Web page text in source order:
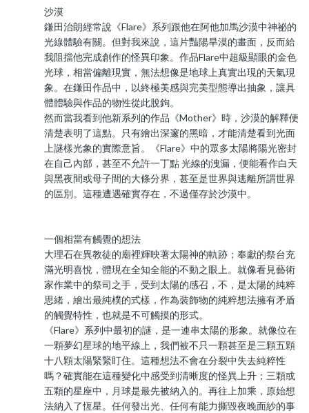
沙漠
鎌田治朗經常說《Flare》系列跟他在阿他加馬沙漠中神祕的
光線體驗有關。但對我來說，這片豔陽旱漠的畫面，反而給
我阻擋他完成創作的怪異印象。作品Flare中超級顯眼的金色
光球，相當偏離現實，無法想像是地球上真實出現的天氣現
象。在鎌田作品中，以終極美感與完美型態導出抽象，讓具
體體驗與作品的物性從此脫鉤。
然而當我看到他新系列的作品《Mother》時，沙漠的解釋便
清楚表明了這點。只有繪出深邃的黑暗，才能清楚看到光面
上謎樣光象的實際意旨。《Flare》中的眾多太陽將陽光密封
在自己內部，甚至不允許一丁點 光線的洩漏，便能看作白天
與黑夜間或母子間的大條分界，甚至是世界與逃離所謂世界
的區別。這種遭遇確實存在，不過僅存於沙漠中。
一個相當有觸覺的想法
大理石在異教徒的廟裡輝映著太陽神的軌跡；奉獻的祭台充
滿光明喜悅，體現在全知全能的不動之眼上。就像看見藝術
家作業中的祭司之手，受到太陽的感召，不，是太陽的純粹
思緒，繪出最純樸的式樣，作為裝飾物的純粹想法擁有矛盾
的觸覺特性，也就是不可觸摸的形式。
《Flare》系列中最初的謎，是一連串太陽的形象。就像位在
一顆夢幻星球的地平線上，我們被不只一顆甚至是三顆五顆
十八顆太陽緊緊盯住。這種想法不會在分裂中失去純粹性
嗎？確實能在這種變化中感受到清晰度的怪異上升；三顆或
五顆的星座中，月球是最先被納入的。再往上加乘，原始想
法納入了恆星。任何發出光、任何有能力撕毀夜晚面紗的事